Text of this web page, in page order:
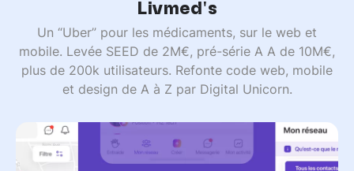
Livmed's
Un “Uber” pour les médicaments, sur le web et
mobile. Levée SEED de 2M€, pré-série A A de 10M€,
plus de 200k utilisateurs. Refonte code web, mobile
et design de A à Z par Digital Unicorn.